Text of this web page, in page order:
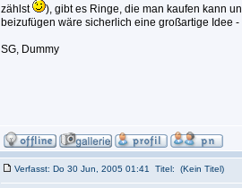
zählst
), gibt es Ringe, die man kaufen kann
beizufügen wäre sicherlich eine großartige Idee
SG, Dummy
Verfasst: Do 30 Jun, 2005 01:41 Titel: (Kein Titel)